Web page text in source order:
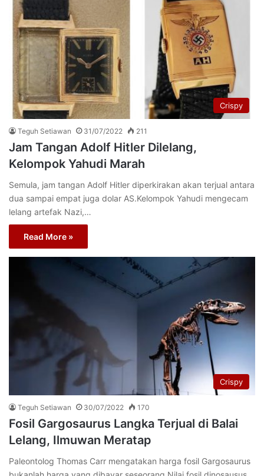
Crispy
Teguh Setiawan 31/07/2022 211
Jam Tangan Adolf Hitler Dilelang,
Kelompok Yahudi Marah
Semula, jam tangan Adolf Hitler diperkirakan akan terjual antara
dua sampai empat juga dolar AS.Kelompok Yahudi mengecam
lelang artefak Nazi,…
Read More »
Crispy
Teguh Setiawan 30/07/2022 170
Fosil Gargosaurus Langka Terjual di Balai
Lelang, Ilmuwan Meratap
Paleontolog Thomas Carr mengatakan harga fosil Gargosaurus